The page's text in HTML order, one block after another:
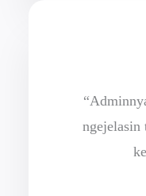
ngejelasin